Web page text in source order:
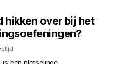
hikken over bij het